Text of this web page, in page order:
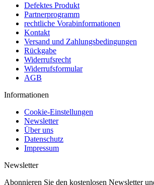
Defektes Produkt
Partnerprogramm
rechtliche Vorabinformationen
Kontakt
Versand und Zahlungsbedingungen
Rückgabe
Widerrufsrecht
Widerrufsformular
AGB
Informationen
Cookie-Einstellungen
Newsletter
Über uns
Datenschutz
Impressum
Newsletter
Abonnieren Sie den kostenlosen Newsletter